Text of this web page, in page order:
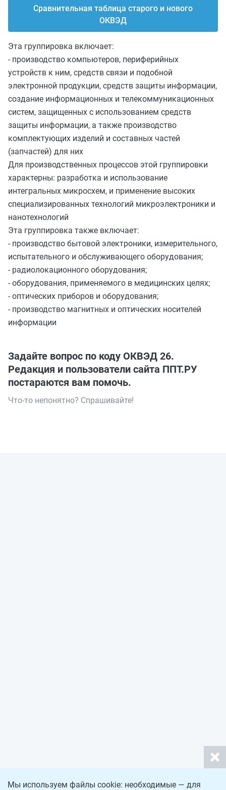
Сравнительная таблица старого и нового
ОКВЭД
Эта группировка включает:
- производство компьютеров, периферийных
устройств к ним, средств связи и подобной
электронной продукции, средств защиты информации,
создание информационных и телекоммуникационных
систем, защищенных с использованием средств
защиты информации, а также производство
комплектующих изделий и составных частей
(запчастей) для них
Для производственных процессов этой группировки
характерны: разработка и использование
интегральных микросхем, и применение высоких
специализированных технологий микроэлектроники и
нанотехнологий
Эта группировка также включает:
- производство бытовой электроники, измерительного,
испытательного и обслуживающего оборудования;
- радиолокационного оборудования;
- оборудования, применяемого в медицинских целях;
- оптических приборов и оборудования;
- производство магнитных и оптических носителей
информации
Задайте вопрос по коду ОКВЭД 26.
Редакция и пользователи сайта ППТ.РУ
постараются вам помочь.
Что-то непонятно? Спрашивайте!
Мы используем файлы cookie: необходимые — для